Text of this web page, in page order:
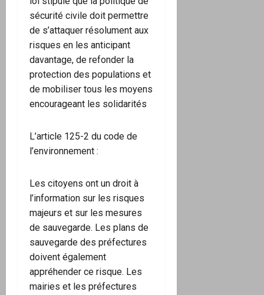
sécurité civile doit permettre
de s’attaquer résolument aux
risques en les anticipant
davantage, de refonder la
protection des populations et
de mobiliser tous les moyens
encourageant les solidarités
L’article 125-2 du code de
l’environnement :
Les citoyens ont un droit à
l’information sur les risques
majeurs et sur les mesures
de sauvegarde. Les plans de
sauvegarde des préfectures
doivent également
appréhender ce risque. Les
mairies et les préfectures